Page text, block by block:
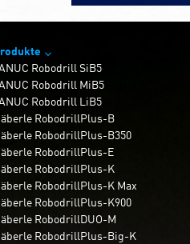
Robodrill SiB5
Robodrill MiB5
Robodrill LiB5
RobodrillPlus-B
RobodrillPlus-B350
RobodrillPlus-E
RobodrillPlus-K
RobodrillPlus-K Max
RobodrillPlus-K900
RobodrillDUO-M
RobodrillPlus-Big-K